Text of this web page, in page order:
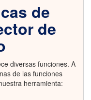
de
de
diversas funciones. A
de las funciones
herramienta: